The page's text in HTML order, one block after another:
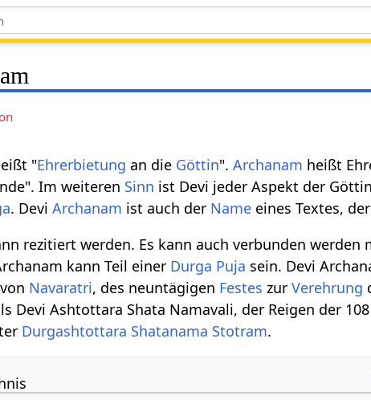
"Ehrerbietung an die Göttin".Archanam heißt
Im weiteren Sinn ist Devi jeder Aspekt der
. DeviArchanam ist auch der Name eines Textes,
rezitiert werden. Es kann auch verbunden
kann Teil einer Durga Puja sein. Devi
Navaratri, des neuntägigen Festes zurVerehrung
Devi Ashtottara Shata Namavali, der Reigen der
Durgashtottara Shatanama Stotram.